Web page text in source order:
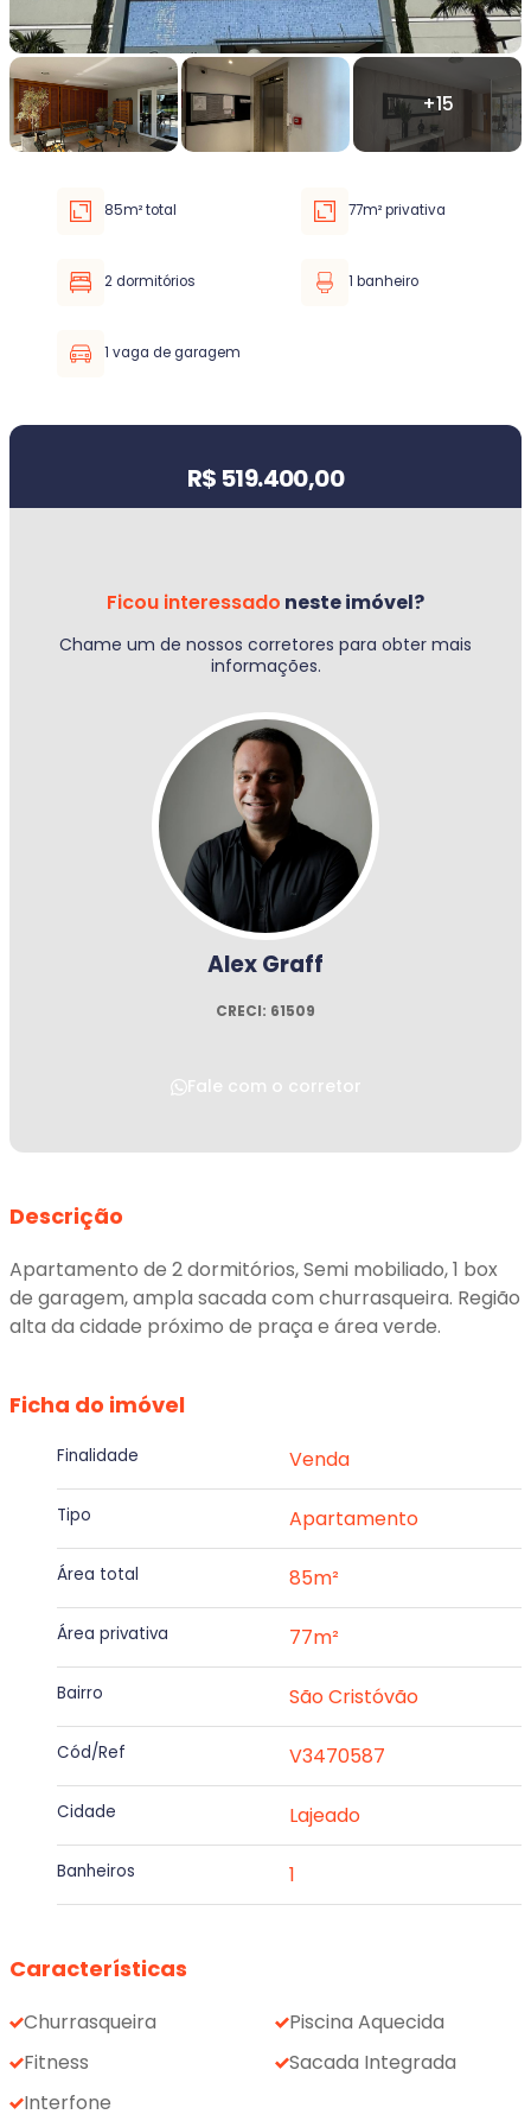
Faixa de valor
30.000,00 até 5.000.000,00 ou +
85m² total 77m² privativa
2 dormitórios 1 banheiro
1 vaga de garagem
R$ 519.400,00
Ficou interessado neste imóvel?
Chame um de nossos corretores para obter mais
informações.
Alex Graff
CRECI: 61509
Fale com o corretor
Descrição
Apartamento de 2 dormitórios, Semi mobiliado, 1 box
de garagem, ampla sacada com churrasqueira. Região
alta da cidade próximo de praça e área verde.
Ficha do imóvel
Finalidade Venda
Tipo Apartamento
Área total 85m²
Área privativa 77m²
Bairro São Cristóvão
Cód/Ref V3470587
Cidade Lajeado
Banheiros 1
Características
Churrasqueira
Fitness
Interfone
Piscina Aquecida
Sacada Integrada